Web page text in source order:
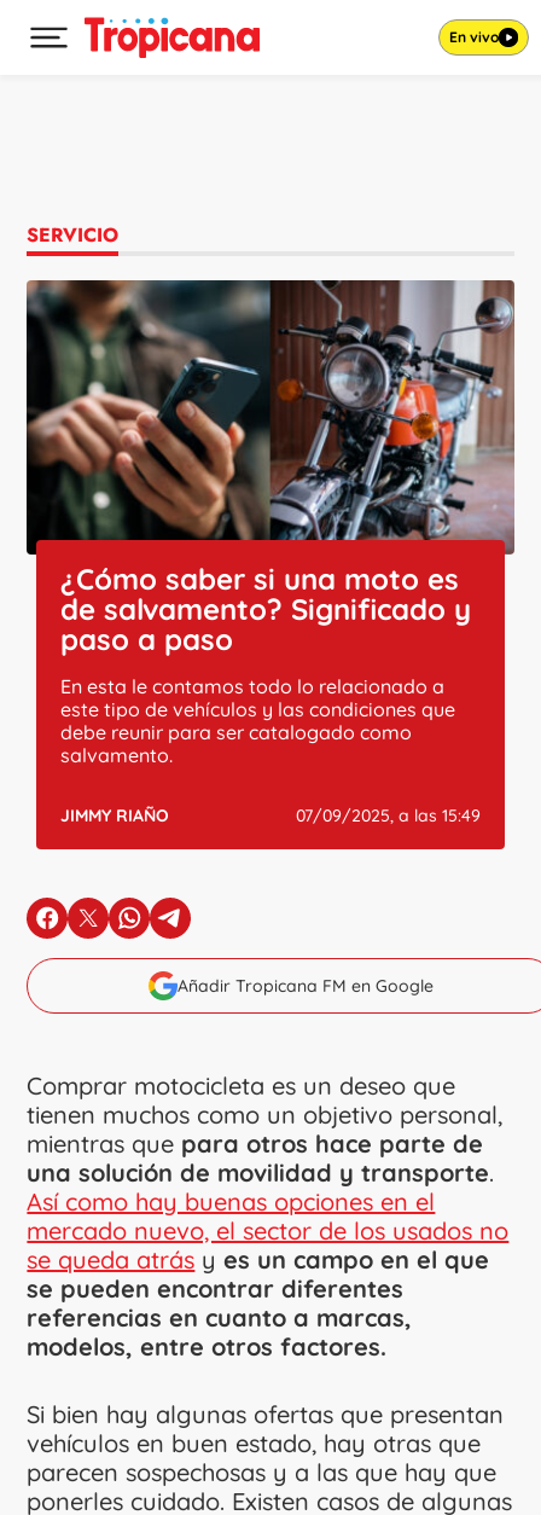
Desplegar menú principal En vivo
SERVICIO
¿Cómo saber si una moto es
de salvamento? Significado y
paso a paso
En esta le contamos todo lo relacionado a
este tipo de vehículos y las condiciones que
debe reunir para ser catalogado como
salvamento.
JIMMY RIAÑO 07/09/2025, a las 15:49
en Facebook
en Xen Whatsapp
en Telegram
Añadir Tropicana FM en Google
Comprar motocicleta es un deseo que
tienen muchos como un objetivo personal,
mientras que para otros hace parte de
una solución de movilidad y transporte.
Así como hay buenas opciones en el
mercado nuevo, el sector de los usados no
se queda atrás y es un campo en el que
se pueden encontrar diferentes
referencias en cuanto a marcas,
modelos, entre otros factores.
Si bien hay algunas ofertas que presentan
vehículos en buen estado, hay otras que
parecen sospechosas y a las que hay que
ponerles cuidado. Existen casos de algunas